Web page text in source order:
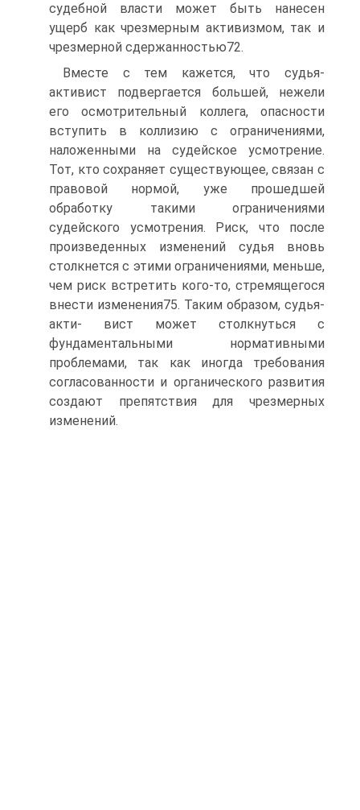
судебной власти может быть нанесен
ущерб как чрезмерным активизмом, так и
чрезмерной сдержанностью72.
Вместе с тем кажется, что судья-
активист подвергается большей, нежели
его осмотрительный коллега, опасности
вступить в коллизию с ограничениями,
наложенными на судейское усмотрение.
Тот, кто сохраняет существующее, связан с
правовой нормой, уже прошедшей
обработку такими ограничениями
судейского усмотрения. Риск, что после
произведенных изменений судья вновь
столкнется с этими ограничениями, меньше,
чем риск встретить кого-то, стремящегося
внести изменения75. Таким образом, судья-
акти- вист может столкнуться с
фундаментальными нормативными
проблемами, так как иногда требования
согласованности и органического развития
создают препятствия для чрезмерных
изменений.